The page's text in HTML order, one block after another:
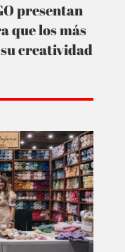
presentan
que los más
creatividad